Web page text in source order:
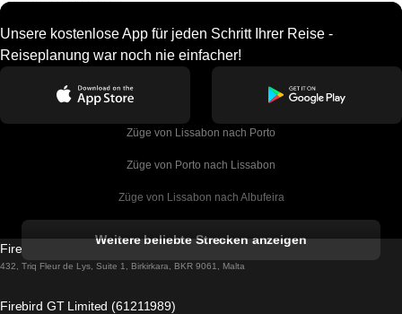
Unsere kostenlose App für jeden Schritt Ihrer Reise -
Reiseplanung war noch nie einfacher!
Züge von Lissabon nach Porto
Züge von Porto nach Lissabon
Züge von Lissabon nach Albufeira
Züge von Lissabon nach Lagos
Weitere beliebte Strecken anzeigen
Firebird GT Limited (OC 1451)
432, Triq Fleur de Lys, Suite 1, Birkirkara, BKR 9061, Malta
Firebird GT Limited (61211989)